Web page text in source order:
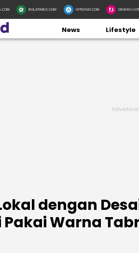
BOLATIMES.COM HITEKNO.COM
News Lifestyle
dengan
Pakai Warna